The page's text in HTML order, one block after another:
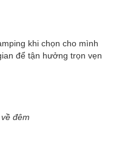
khi chọn cho mình
để tận hưởng trọn vẹn
đêm